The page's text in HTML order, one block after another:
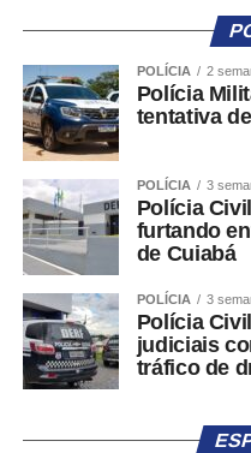
sobre quais condutas são
legislação eleitoral, de
selecionado. A medida
equivocados ou sem
A classificação sugerida
pelo próprio denunciante.
possível anexar fotos,
eletrônicos relacionados
Após o envio, o sistema
para acompanhamento da
consultada tanto no
enviado ao e-mail
Encaminhamento para
POLÍCIA 2
Polícia
tentativa
POLÍCIA 3
Polícia
furtando
de Cuiabá
POLÍCIA 3
Polícia
judiciais
tráfico de